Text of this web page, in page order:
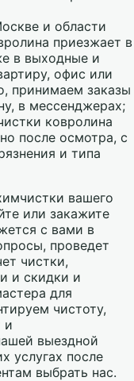
и области
приезжает в
в выходные и
офис или
принимаем заказы
в мессенджерах;
ковролина
после осмотра, с
и типа
вашего
или закажите
с вами в
проведет
чистки,
и скидки и
для
чистоту,
и
выездной
услугах после
выбрать нас.